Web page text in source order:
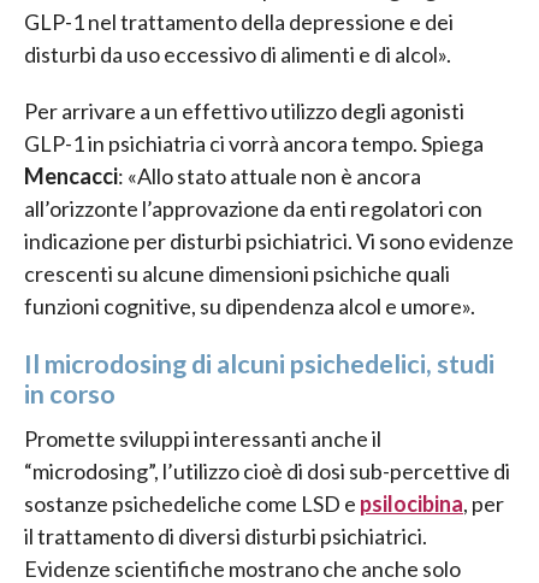
GLP-1 nel trattamento della depressione e dei
disturbi da uso eccessivo di alimenti e di alcol».
Per arrivare a un effettivo utilizzo degli agonisti
GLP-1 in psichiatria ci vorrà ancora tempo. Spiega
Mencacci: «Allo stato attuale non è ancora
all’orizzonte l’approvazione da enti regolatori con
indicazione per disturbi psichiatrici. Vi sono evidenze
crescenti su alcune dimensioni psichiche quali
funzioni cognitive, su dipendenza alcol e umore».
Il microdosing di alcuni psichedelici, studi
in corso
Promette sviluppi interessanti anche il
“microdosing”, l’utilizzo cioè di dosi sub-percettive di
sostanze psichedeliche come LSD e psilocibina, per
il trattamento di diversi disturbi psichiatrici.
Evidenze scientifiche mostrano che anche solo